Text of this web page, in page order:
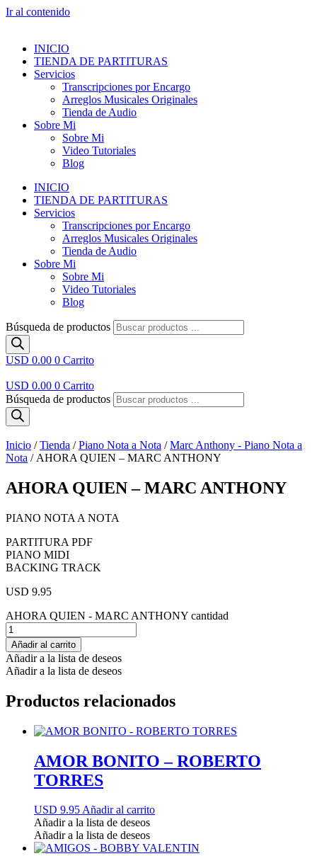
Ir al contenido
INICIO
TIENDA DE PARTITURAS
Servicios
Transcripciones por Encargo
Arreglos Musicales Originales
Tienda de Audio
Sobre Mi
Sobre Mi
Video Tutoriales
Blog
INICIO
TIENDA DE PARTITURAS
Servicios
Transcripciones por Encargo
Arreglos Musicales Originales
Tienda de Audio
Sobre Mi
Sobre Mi
Video Tutoriales
Blog
Búsqueda de productos
USD 0.00 0 Carrito
USD 0.00 0 Carrito
Búsqueda de productos
Inicio /Tienda /Piano Nota a Nota /Marc Anthony - Piano Nota a
Nota / AHORA QUIEN – MARC ANTHONY
AHORA QUIEN – MARC ANTHONY
PIANO NOTA A NOTA
PARTITURA PDF
PIANO MIDI
BACKING TRACK
USD 9.95
AHORA QUIEN - MARC ANTHONY cantidad
Añadir al carrito
Añadir a la lista de deseos
Añadir a la lista de deseos
Productos relacionados
AMOR BONITO – ROBERTO
TORRES
USD 9.95Añadir al carrito
Añadir a la lista de deseos
Añadir a la lista de deseos